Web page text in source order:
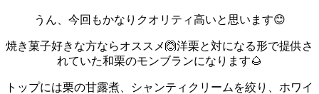
うん、今回もかなりクオリティ高いと思います😊
焼き菓子好きな方ならオススメ🙆洋栗と対になる形で提供さ
れていた和栗のモンブランになります🌰
トップには栗の甘露煮、シャンティクリームを絞り、ホワイ